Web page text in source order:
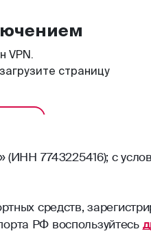
7743225416); с
средств,
РФ воспользуйтесь